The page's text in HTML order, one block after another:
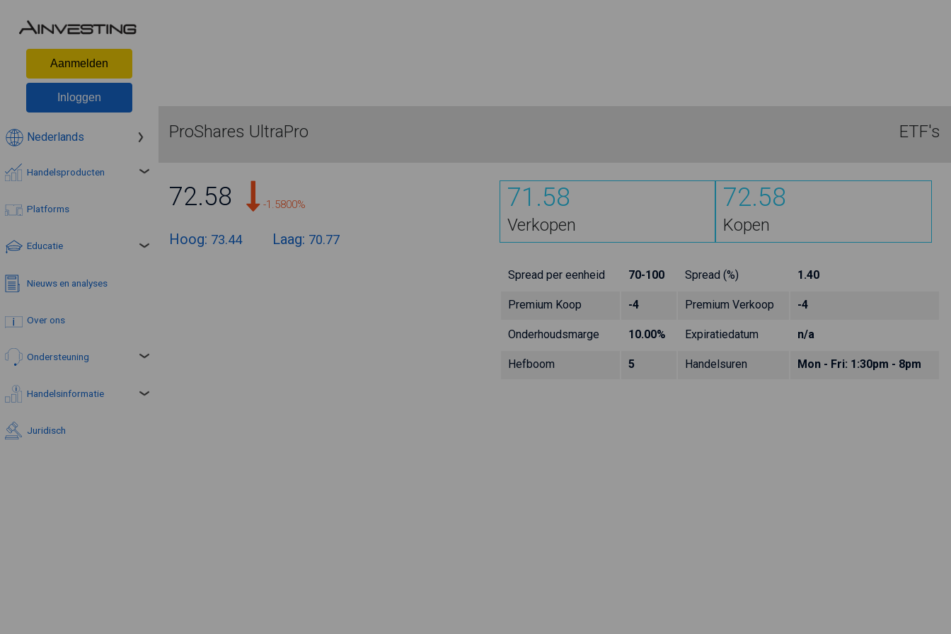
Aanmelden
Inloggen
Nederlands
Handelsproducten
Platforms
Educatie
Nieuws en analyses
Over ons
Ondersteuning
Handelsinformatie
Juridisch
ProShares UltraPro ETF's
72.58 -1.5800%
Hoog: 73.44 Laag: 70.77
71.58
Verkopen
72.58
Kopen
Spread per eenheid 70-100 Spread (%) 1.40
Premium Koop -4 Premium Verkoop -4
Onderhoudsmarge 10.00% Expiratiedatum n/a
Hefboom 5 Handelsuren Mon - Fri: 1:30pm - 8pm